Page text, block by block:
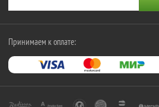
Принимаем к оплате: